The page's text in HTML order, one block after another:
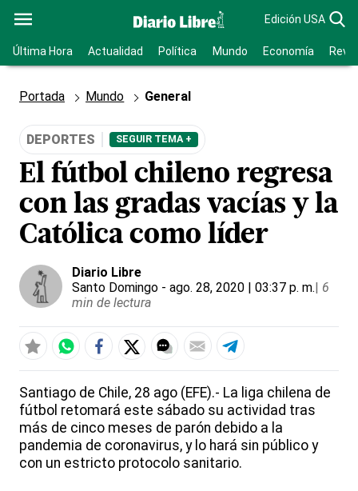
Edición USA
Última Hora Actualidad Política Mundo Economía
Portada Mundo General
DEPORTES SEGUIR TEMA +
El fútbol chileno regresa
con las gradas vacías y la
Católica como líder
Diario Libre
Santo Domingo - ago. 28, 2020 | 03:37 p. m.| 6
min de lectura
Santiago de Chile, 28 ago (EFE).- La liga chilena de
fútbol retomará este sábado su actividad tras
más de cinco meses de parón debido a la
pandemia de coronavirus, y lo hará sin público y
con un estricto protocolo sanitario.